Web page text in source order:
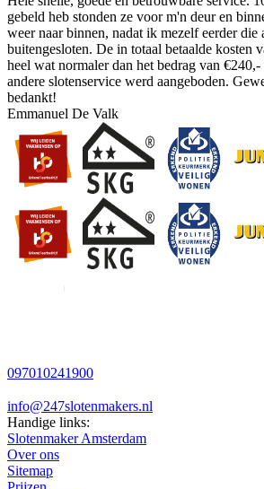
gebeld heb stonden ze voor m'n deur en
weer naar binnen, nadat ik mezelf eerder die
buitengesloten. De in totaal betaalde kosten
heel wat normaler dan het bedrag van
andere slotenservice werd aangeboden.
bedankt!
Emmanuel De Valk
097010241900
info@247slotenmakers.nl
Handige links:
Slotenmaker Amsterdam
Over ons
Sitemap